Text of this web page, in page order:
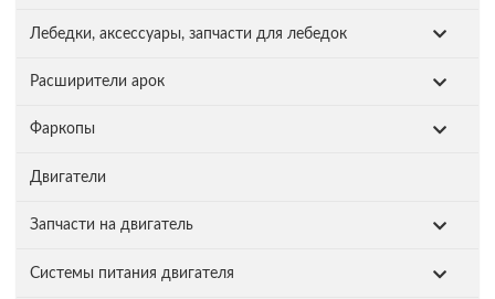
Лебедки, аксессуары, запчасти для лебедок
Расширители арок
Фаркопы
Двигатели
Запчасти на двигатель
Системы питания двигателя